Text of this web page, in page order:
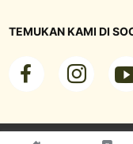
TEMUKAN KAMI DI